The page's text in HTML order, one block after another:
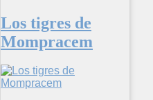
Los tigres de
Mompracem